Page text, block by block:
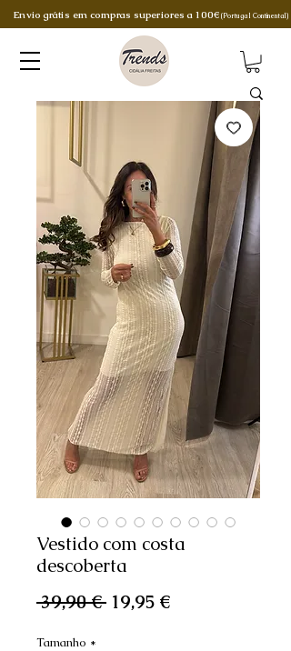
Envio grátis em compras superiores a 100€ (Portugal Continental)
Vestido com costa
descoberta
39,90 € Preço
19,95 €Preço
Tamanho *